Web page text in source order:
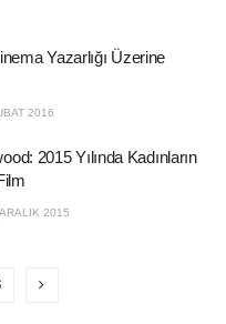
Yazarlığı Üzerine
2016
2015 Yılında Kadınların
2015